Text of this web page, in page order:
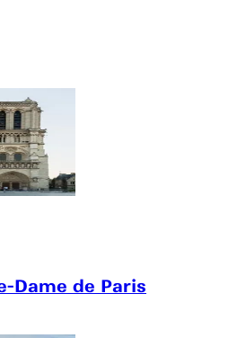
Dame de Paris